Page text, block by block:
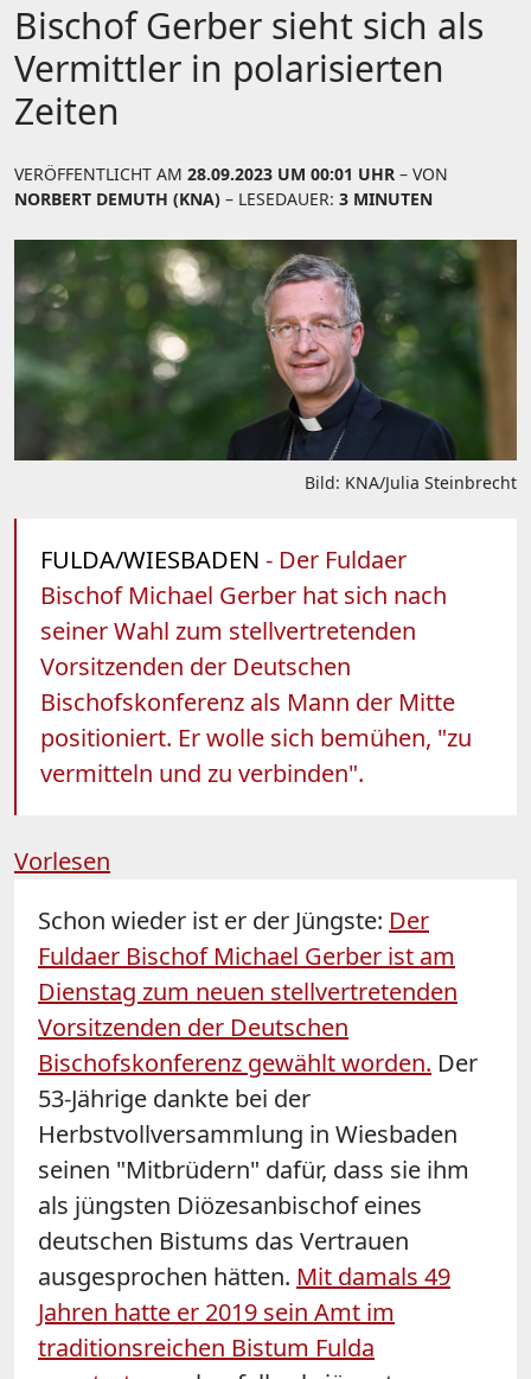
Bischof Gerber sieht sich als
Vermittler in polarisierten
Zeiten
VERÖFFENTLICHT AM 28.09.2023 UM 00:01 UHR – VON
NORBERT DEMUTH (KNA) – LESEDAUER: 3 MINUTEN
Bild: KNA/Julia Steinbrecht
FULDA/WIESBADEN - Der Fuldaer
Bischof Michael Gerber hat sich nach
seiner Wahl zum stellvertretenden
Vorsitzenden der Deutschen
Bischofskonferenz als Mann der Mitte
positioniert. Er wolle sich bemühen, "zu
vermitteln und zu verbinden".
Vorlesen
Schon wieder ist er der Jüngste: Der
Fuldaer Bischof Michael Gerber ist am
Dienstag zum neuen stellvertretenden
Vorsitzenden der Deutschen
Bischofskonferenz gewählt worden. Der
53-Jährige dankte bei der
Herbstvollversammlung in Wiesbaden
seinen "Mitbrüdern" dafür, dass sie ihm
als jüngsten Diözesanbischof eines
deutschen Bistums das Vertrauen
ausgesprochen hätten. Mit damals 49
Jahren hatte er 2019 sein Amt im
traditionsreichen Bistum Fulda